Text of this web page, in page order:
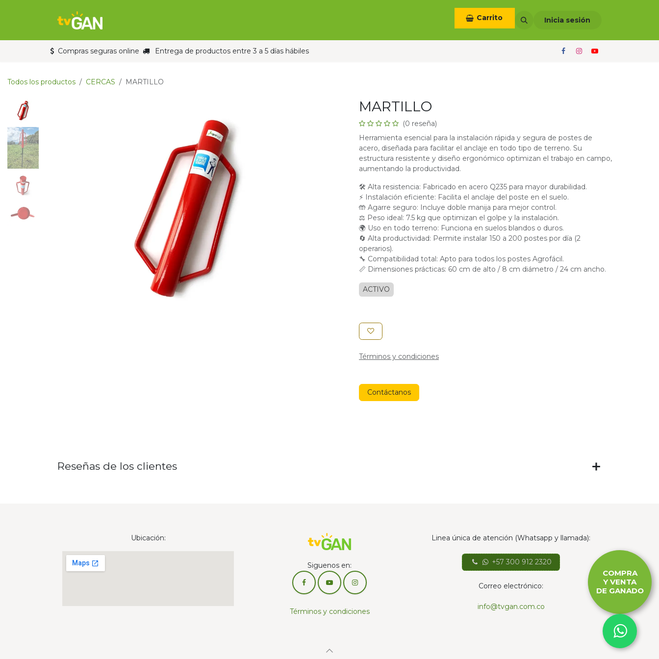
Términos y condiciones
Carrito Inicia sesión
Compras seguras online Entrega de productos entre 3 a 5 días hábiles
Todos los productos CERCAS MARTILLO
MARTILLO
(0 reseña)
Herramienta esencial para la instalación rápida y segura de postes de
acero, diseñada para facilitar el anclaje en todo tipo de terreno. Su
estructura resistente y diseño ergonómico optimizan el trabajo en campo,
aumentando la productividad.
🛠 Alta resistencia: Fabricado en acero Q235 para mayor durabilidad.
⚡ Instalación eficiente: Facilita el anclaje del poste en el suelo.
🤲 Agarre seguro: Incluye doble manija para mejor control.
⚖ Peso ideal: 7.5 kg que optimizan el golpe y la instalación.
🌍 Uso en todo terreno: Funciona en suelos blandos o duros.
🔄 Alta productividad: Permite instalar 150 a 200 postes por día (2
operarios).
🔧 Compatibilidad total: Apto para todos los postes Agrofácil.
📏 Dimensiones prácticas: 60 cm de alto / 8 cm diámetro / 24 cm ancho.
ACTIVO
Términos y condiciones
Contáctanos
Reseñas de los clientes
Ubicación:
Siguenos en:
Linea única de atención (Whatsapp y llamada):
+57 300 912 2320
Correo electrónico:
info@tvgan.com.co
Términos y condiciones
COMPRA
Y VENTA
DE GANADO